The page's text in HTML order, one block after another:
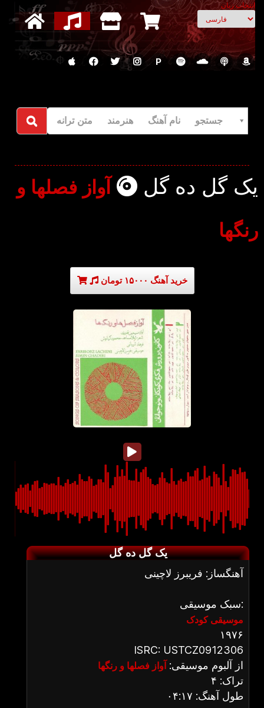
انتخاب زبان
P
جستجو نام آهنگ هنرمند متن ترانه
یک گل ده گل آواز فصلها و
رنگها
خرید آهنگ ۱۵۰۰۰ تومان
یک گل ده گل
آهنگساز: فریبرز لاچینی
سبک موسیقی:
موسیقی کودک
۱۹۷۶
ISRC: USTCZ0912306
از آلبوم موسیقی: آواز فصلها و رنگها
تراک: ۴
طول آهنگ: ۰۴:۱۷